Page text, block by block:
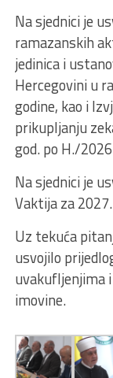
Na sjednici je
ramazanskih
jedinica i
Hercegovini u
godine, kao i
prikupljanju
god. po H./
Na sjednici je
Vaktija za
Uz tekuća
usvojilo
uvakufljenjima
imovine.